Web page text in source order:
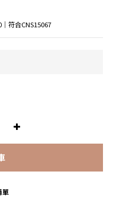
符合CNS15067
單